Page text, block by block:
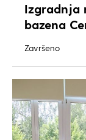
Izgradnja
bazena
Završeno